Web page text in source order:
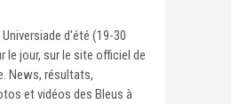
d'été (19-30
le jour, sur le site officiel de
News, résultats,
et vidéos des Bleus à